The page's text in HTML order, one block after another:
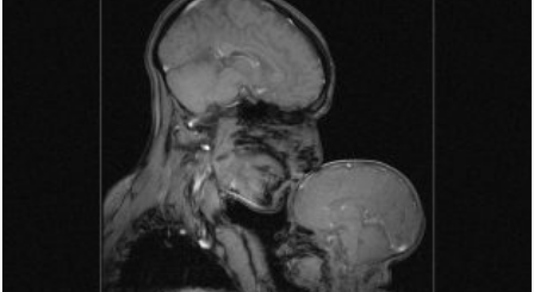
kako
izgleda
snažna
veza
majke
djeteta